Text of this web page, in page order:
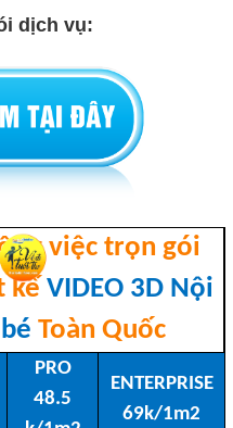
dịch vụ:
việc trọn gói
kế VIDEO 3D Nội
Toàn Quốc
PRO
48.5
ENTERPRISE
69k/1m2